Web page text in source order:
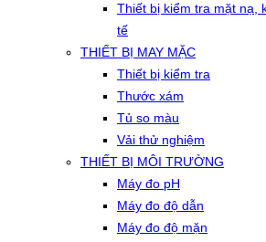
Thiết bị kiểm tra mặt nạ,
tế
THIẾT BỊ MAY MẶC
Thiết bị kiểm tra
Thước xám
Tủ so màu
Vải thử nghiệm
THIẾT BỊ MÔI TRƯỜNG
Máy đo pH
Máy đo độ dẫn
Máy đo độ mặn